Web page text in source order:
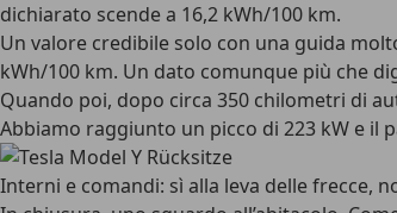
dichiarato scende a 16,2 kWh/100 km.
Un valore credibile solo con una guida
kWh/100 km. Un dato comunque più che
Quando poi, dopo circa 350 chilometri di
Abbiamo raggiunto un picco di 223 kW e il
Interni e comandi: sì alla leva delle frecce, no